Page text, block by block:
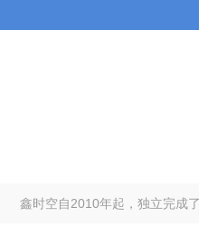
鑫时空自2010年起，独立完成了